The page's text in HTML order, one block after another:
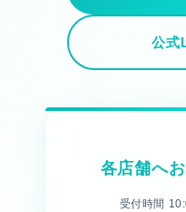
公式
各店舗へ
受付時間